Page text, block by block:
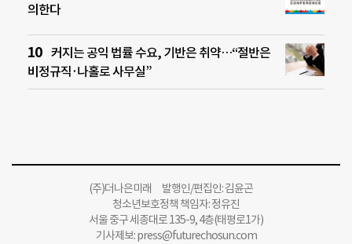
의한다
커지는 공익 법률 수요, 기반은 취약…“절반은
비정규직·나홀로 사무실”
(주)더나은미래 발행인/편집인: 김윤곤
청소년보호정책 책임자: 정유진
서울 중구 세종대로 135-9, 4층(태평로1가)
기사제보:press@futurechosun.com